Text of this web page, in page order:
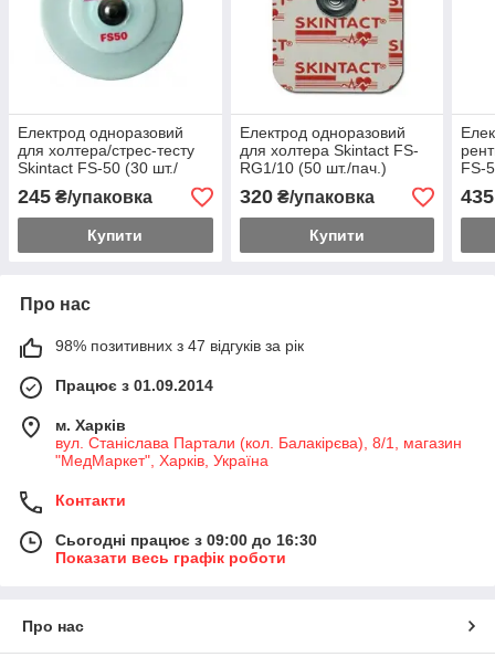
Електрод одноразовий
для холтера/стрес-тесту
Skintact FS-50 (30 шт./
245 ₴/упаковка
Купити
Електрод одноразовий
для холтера Skintact FS-
RG1/10 (50 шт./пач.)
320₴/упаковка
Купити
FS-
435
Про нас
98% позитивних з 47 відгуків за рік
Працює з 01.09.2014
м. Харків
вул. Станіслава Партали (кол. Балакірєва), 8/1, магазин
"МедМаркет", Харків, Україна
Контакти
Сьогодні працює з 09:00 до 16:30
Показати весь графік роботи
Про нас